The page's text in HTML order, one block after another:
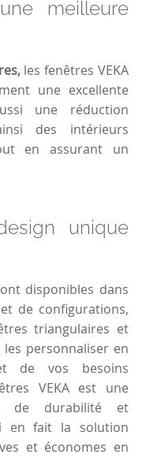
meilleure
les fenêtres VEKA
une excellente
une réduction
des intérieurs
en assurant un
unique
disponibles dans
de configurations,
triangulaires et
personnaliser en
de vos besoins
VEKA est une
de durabilité et
en fait la solution
et économes en